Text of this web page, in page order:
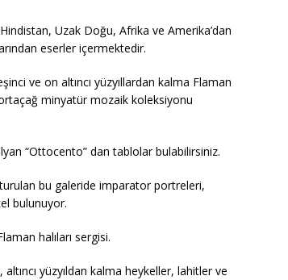
Uzak Doğu, Afrika ve Amerika’dan
eserler içermektedir.
ve on altıncı yüzyıllardan kalma Flaman
minyatür mozaik koleksiyonu
“Ottocento” dan tablolar bulabilirsiniz.
bu galeride imparator portreleri,
bulunuyor.
halıları sergisi.
yüzyıldan kalma heykeller, lahitler ve